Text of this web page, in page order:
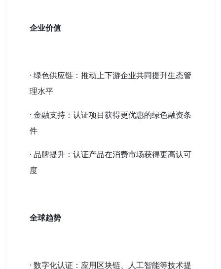
企业价值
· 绿色供应链：推动上下游企业共同提升生态管
理水平
· 金融支持：认证项目获得更优惠的绿色融资条
件
· 品牌提升：认证产品在消费市场获得更高认可
度
全球趋势
· 数字化认证：应用区块链、人工智能等技术提